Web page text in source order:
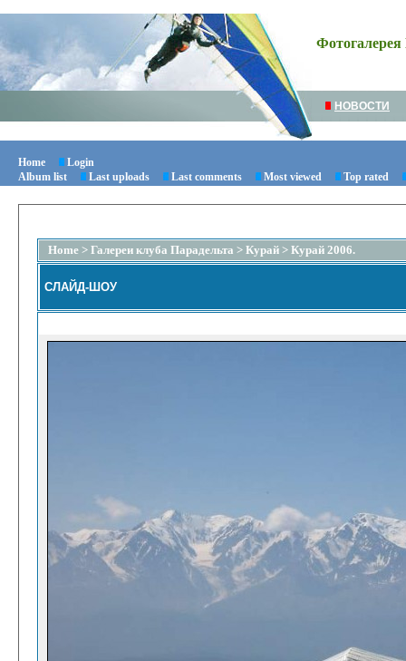
Фотогалерея
НОВОСТИ
Home
Login
Album list
Last uploads Last comments Most viewed Top rated
Home > Галереи клуба Парадельта > Курай > Курай 2006.
СЛАЙД-ШОУ